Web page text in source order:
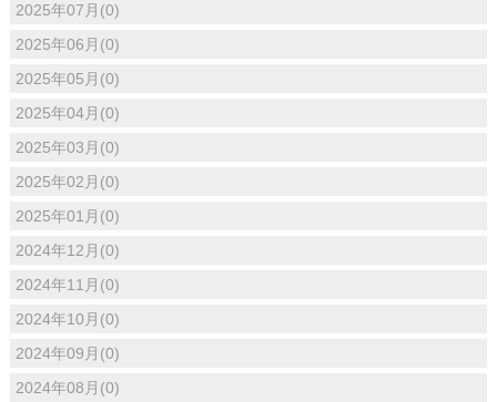
2025年07月(0)
2025年06月(0)
2025年05月(0)
2025年04月(0)
2025年03月(0)
2025年02月(0)
2025年01月(0)
2024年12月(0)
2024年11月(0)
2024年10月(0)
2024年09月(0)
2024年08月(0)